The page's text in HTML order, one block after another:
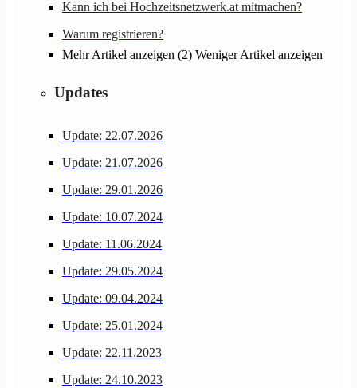
Kann ich bei Hochzeitsnetzwerk.at mitmachen?
Warum registrieren?
Mehr Artikel anzeigen (2) Weniger Artikel anzeigen
Updates
Update: 22.07.2026
Update: 21.07.2026
Update: 29.01.2026
Update: 10.07.2024
Update: 11.06.2024
Update: 29.05.2024
Update: 09.04.2024
Update: 25.01.2024
Update: 22.11.2023
Update: 24.10.2023